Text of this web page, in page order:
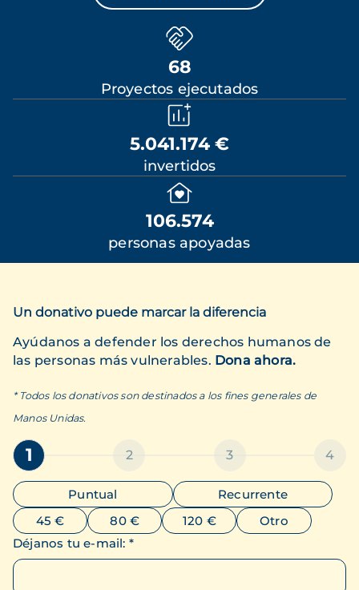
68
Proyectos ejecutados
5.041.174 €
invertidos
106.574
personas apoyadas
Un donativo puede marcar la diferencia
Ayúdanos a defender los derechos humanos de
las personas más vulnerables. Dona ahora.
* Todos los donativos son destinados a los fines generales de
Manos Unidas.
1 2 3 4
Puntual
Recurrente
45 €
80 € 120 €
Otro
Déjanos tu e-mail: *